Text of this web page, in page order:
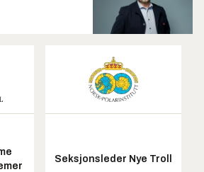
Seksjonsleder Nye Troll